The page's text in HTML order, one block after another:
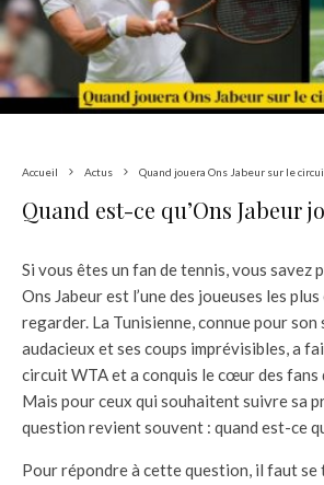
Accueil Actus Quand jouera Ons Jabeur sur le
Quand est-ce qu’Ons Jabeur
Si vous êtes un fan de tennis, vous savez
Ons Jabeur est l’une des joueuses les
regarder. La Tunisienne, connue pour son
audacieux et ses coups imprévisibles, a
circuit WTA et a conquis le cœur des fans
Mais pour ceux qui souhaitent suivre sa
question revient souvent : quand est-ce
Pour répondre à cette question, il faut